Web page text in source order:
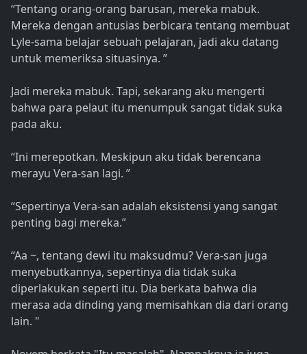
“Tentang orang-orang barusan, mereka mabuk.
Mereka dengan antusias berbicara tentang membuat
Lyle-sama belajar sebuah pelajaran, jadi aku datang
untuk memeriksa situasinya. ”
Jadi mereka mabuk. Tapi, sekarang aku mengerti
bahwa para pelaut itu menumpuk sangat tidak suka
pada aku.
“Ini merepotkan. Meskipun aku tidak berencana
merayu Vera-san lagi. ”
“Sepertinya Vera-san adalah eksistensi yang sangat
penting bagi mereka.”
“Aa ~, tentang dewi itu maksudmu? Vera-san juga
menyebutkannya, sepertinya dia tidak suka
diperlakukan seperti itu. Dia berkata bahwa dia
merasa ada dinding yang memisahkan dia dari orang
lain. "